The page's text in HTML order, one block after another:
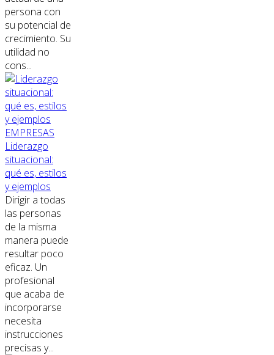
persona con
su potencial de
crecimiento. Su
utilidad no
cons...
EMPRESAS
Liderazgo
situacional:
qué es, estilos
y ejemplos
Dirigir a todas
las personas
de la misma
manera puede
resultar poco
eficaz. Un
profesional
que acaba de
incorporarse
necesita
instrucciones
precisas y...